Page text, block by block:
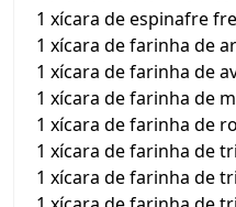
1 xícara de espinafre
1 xícara de farinha de
1 xícara de farinha de
1 xícara de farinha de
1 xícara de farinha de
1 xícara de farinha de
1 xícara de farinha de